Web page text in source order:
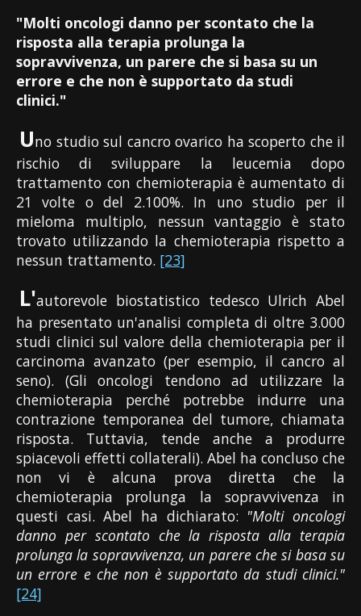
"Molti oncologi danno per scontato che la
risposta alla terapia prolunga la
sopravvivenza, un parere che si basa su un
errore e che non è supportato da studi
clinici."
Uno studio sul cancro ovarico ha scoperto che il
rischio di sviluppare la leucemia dopo
trattamento con chemioterapia è aumentato di
21 volte o del 2.100%. In uno studio per il
mieloma multiplo, nessun vantaggio è stato
trovato utilizzando la chemioterapia rispetto a
nessun trattamento. [23]
L'autorevole biostatistico tedesco Ulrich Abel
ha presentato un'analisi completa di oltre 3.000
studi clinici sul valore della chemioterapia per il
carcinoma avanzato (per esempio, il cancro al
seno). (Gli oncologi tendono ad utilizzare la
chemioterapia perché potrebbe indurre una
contrazione temporanea del tumore, chiamata
risposta. Tuttavia, tende anche a produrre
spiacevoli effetti collaterali). Abel ha concluso che
non vi è alcuna prova diretta che la
chemioterapia prolunga la sopravvivenza in
questi casi. Abel ha dichiarato: "Molti oncologi
danno per scontato che la risposta alla terapia
prolunga la sopravvivenza, un parere che si basa su
un errore e che non è supportato da studi clinici."
[24]